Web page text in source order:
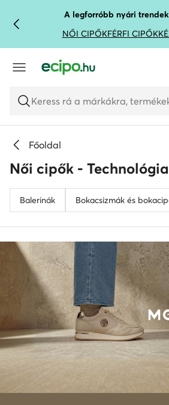
UGRÁS A FŐ TARTALOMRA
UGRÁS A KERESÉSHEZ
A legforróbb nyári
NŐI CIPŐKFÉRFI CIPŐK
Keress rá a márkákra,
Főoldal
Női cipők -
Balerinák Bokacsizmák és